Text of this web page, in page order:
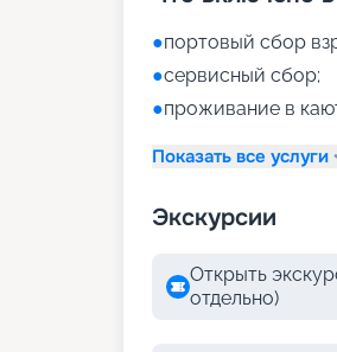
●портовый сбор
●сервисный сбор;
●проживание в
Показать все услуги
Экскурсии
Открыть
отдельно)